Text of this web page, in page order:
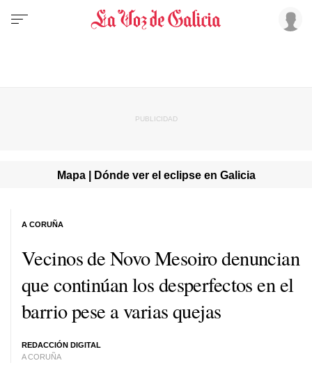
Mapa | Dónde ver el eclipse en Galicia
Vecinos de Novo Mesoiro denuncian
que continúan los desperfectos en el
barrio pese a varias quejas
REDACCIÓN DIGITAL
A CORUÑA
A CORUÑA